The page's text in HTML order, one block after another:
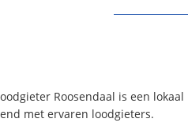
Roosendaal is een
met ervaren loodgieters.